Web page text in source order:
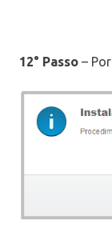
12° Passo –